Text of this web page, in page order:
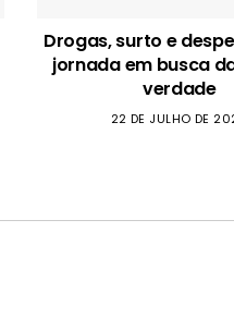
Drogas, surto e
jornada em busca
verdade
22 DE JULHO DE